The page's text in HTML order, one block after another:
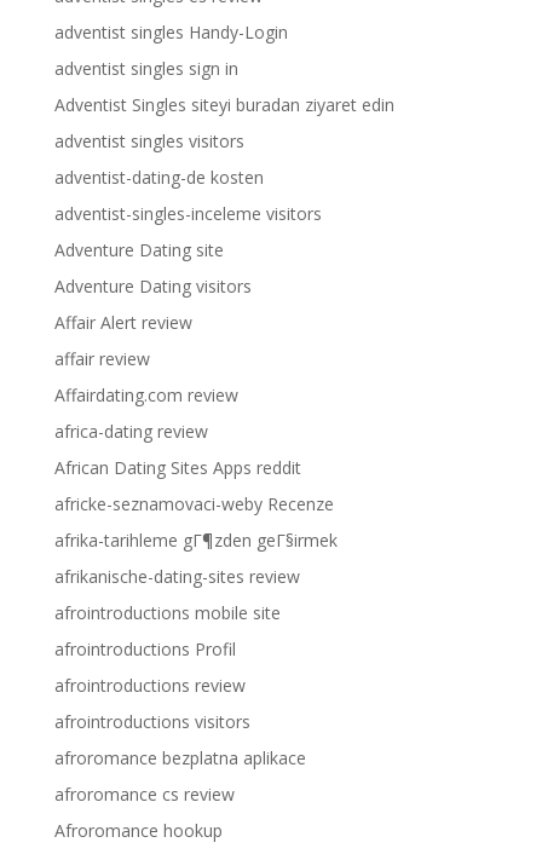
adventist singles Handy-Login
adventist singles sign in
Adventist Singles siteyi buradan ziyaret edin
adventist singles visitors
adventist-dating-de kosten
adventist-singles-inceleme visitors
Adventure Dating site
Adventure Dating visitors
Affair Alert review
affair review
Affairdating.com review
africa-dating review
African Dating Sites Apps reddit
africke-seznamovaci-weby Recenze
afrika-tarihleme gГ¶zden geГ§irmek
afrikanische-dating-sites review
afrointroductions mobile site
afrointroductions Profil
afrointroductions review
afrointroductions visitors
afroromance bezplatna aplikace
afroromance cs review
Afroromance hookup